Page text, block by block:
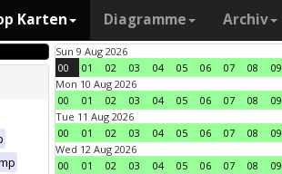
Karten Diagramme Archiv
Sun 9 Aug 2026
00
01 02 03 04 05 06 07 08 09
Mon 10 Aug 2026
00
01 02 03 04 05 06 07 08 09
Tue 11 Aug 2026
00
01 02 03 04 05 06 07 08 09
Wed 12 Aug 2026
00
01 02 03 04 05 06 07 08 09